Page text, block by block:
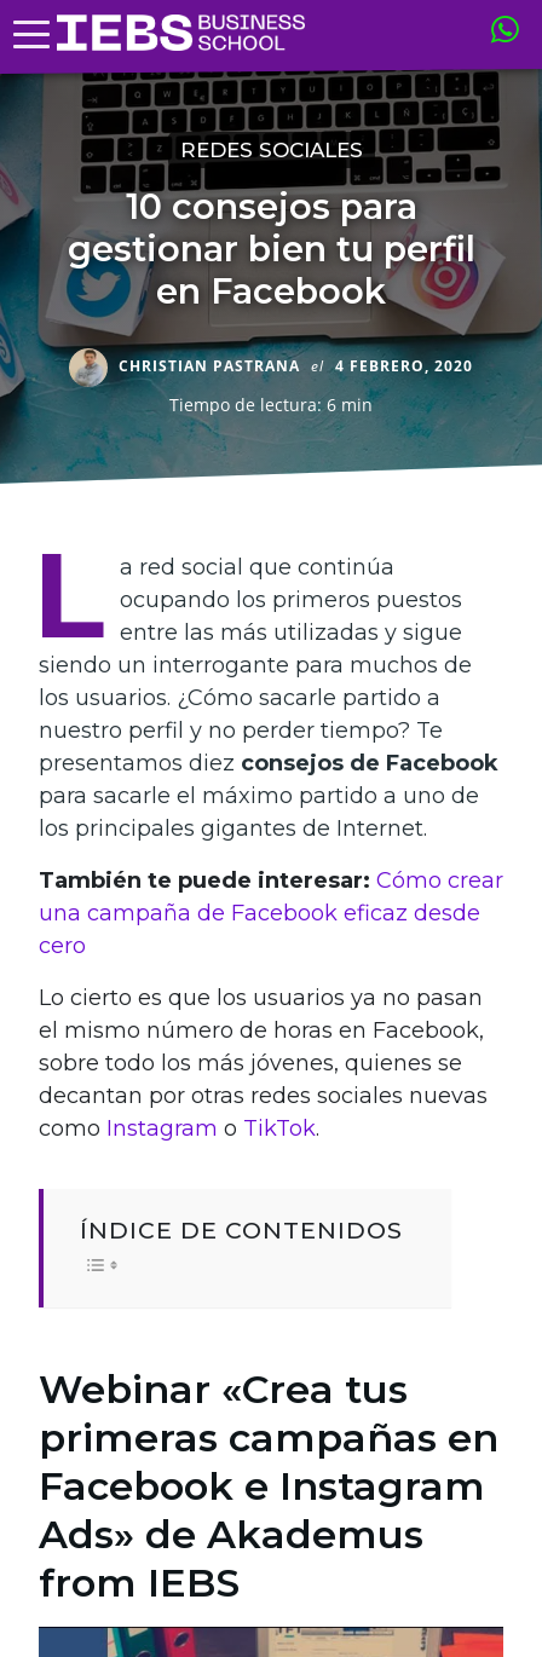
REDES SOCIALES
10 consejos para
gestionar bien tu perfil
en Facebook
CHRISTIAN PASTRANA el 4 FEBRERO, 2020
Tiempo de lectura: 6 min
L a red social que continúa
ocupando los primeros puestos
entre las más utilizadas y sigue
siendo un interrogante para muchos de
los usuarios. ¿Cómo sacarle partido a
nuestro perfil y no perder tiempo? Te
presentamos diez consejos de Facebook
para sacarle el máximo partido a uno de
los principales gigantes de Internet.
También te puede interesar: Cómo crear
una campaña de Facebook eficaz desde
cero
Lo cierto es que los usuarios ya no pasan
el mismo número de horas en Facebook,
sobre todo los más jóvenes, quienes se
decantan por otras redes sociales nuevas
como Instagram o TikTok.
ÍNDICE DE CONTENIDOS
Webinar «Crea tus
primeras campañas en
Facebook e Instagram
Ads» de Akademus
from IEBS